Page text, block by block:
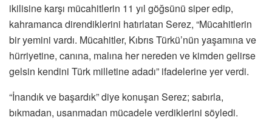
ikilisine karşı mücahitlerin 11 yıl göğsünü siper edip,
kahramanca direndiklerini hatırlatan Serez, “Mücahitlerin
bir yemini vardı. Mücahitler, Kıbrıs Türkü’nün yaşamına ve
hürriyetine, canına, malına her nereden ve kimden gelirse
gelsin kendini Türk milletine adadı” ifadelerine yer verdi.
“İnandık ve başardık” diye konuşan Serez; sabırla,
bıkmadan, usanmadan mücadele verdiklerini söyledi.